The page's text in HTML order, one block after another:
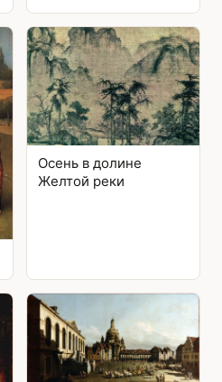
Осень в долине
Желтой реки